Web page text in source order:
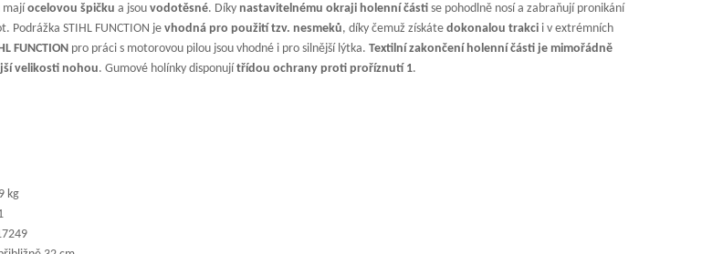
majíocelovou špičku a jsouvodotěsné. Díky nastavitelnému okraji holenní části se pohodlně nosí a zabraňují pronikání
Podrážka STIHL FUNCTION jevhodná pro použití tzv. nesmeků, díky čemuž získátedokonalou trakci i v extrémních
FUNCTION pro práci s motorovou pilou jsou vhodné i pro silnější lýtka.Textilní zakončení holenní části je mimořádně
velikosti nohou. Gumové holínky disponujítřídou ochrany proti proříznutí 1.
kg